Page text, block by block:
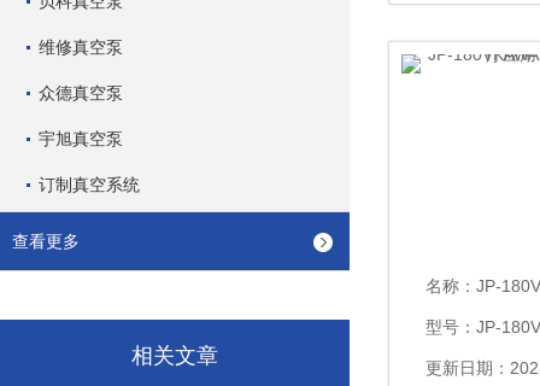
维修真空泵
众德真空泵
宇旭真空泵
订制真空系统
查看更多
相关文章
名称： JP-180VKAWAKE
型号：JP-180V
更新日期：